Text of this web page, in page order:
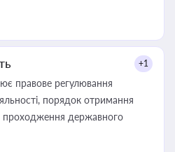
+1
правове регулювання
порядок отримання
проходження державного